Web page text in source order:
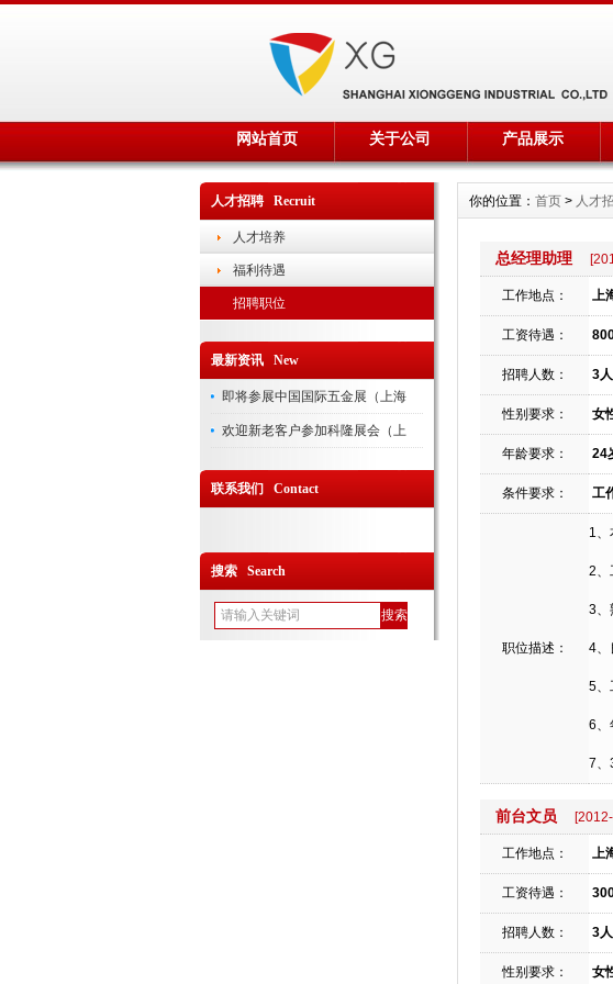
网站首页 关于公司 产品展示
人才招聘 Recruit
人才培养
福利待遇
招聘职位
最新资讯 New
即将参展中国国际五金展（上海
欢迎新老客户参加科隆展会（上
联系我们 Contact
搜索 Search
你的位置： 首页 > 人才
总经理助理
工作地点： 上
工资待遇：
招聘人数： 3人
性别要求： 女
年龄要求： 24
条件要求： 工
职位描述：
1、
2、
3、
4、
5、
6、
7、
前台文员
工作地点： 上
工资待遇：
招聘人数： 3人
性别要求： 女